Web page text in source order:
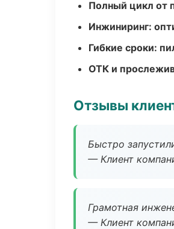
Полный цикл от
Инжиниринг:
Гибкие сроки:
ОТК и
Отзывы
Быстро
— Клиент
Грамотная
— Клиент